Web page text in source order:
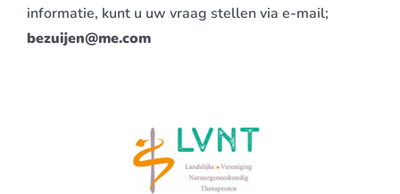
informatie, kunt u uw vraag stellen via e-mail;
bezuijen@me.com